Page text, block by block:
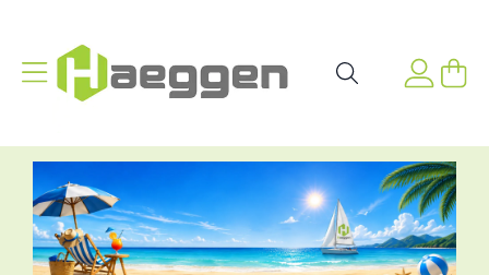
Affichage navigation Mon